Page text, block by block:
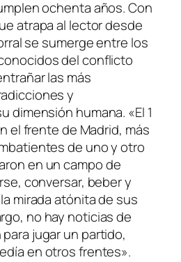
ochenta años. Con
atrapa al lector desde
se sumerge entre los
del conflicto
las más
y
dimensión humana. «El 1
el frente de Madrid, más
de uno y otro
en un campo de
conversar, beber y
mirada atónita de sus
no hay noticias de
jugar un partido,
en otros frentes».